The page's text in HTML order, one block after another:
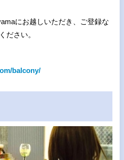
にお越しいただき、ご登録な
ださい。
balcony/